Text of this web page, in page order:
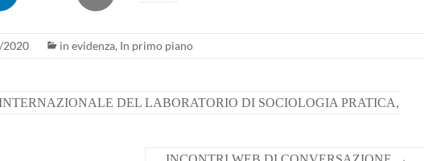
2020 in evidenza, In primo piano
DEL LABORATORIO DI SOCIOLOGIA PRATICA,